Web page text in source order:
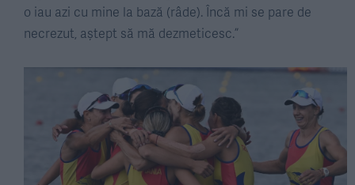
o iau azi cu mine la bază (râde). Încă mi se pare de
necrezut, aștept să mă dezmeticesc.”